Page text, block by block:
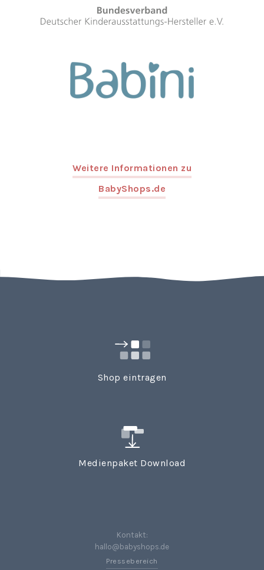
Weitere Informationen zu
BabyShops.de
Shop eintragen
Medienpaket Download
Kontakt:
hallo@babyshops.de
Pressebereich